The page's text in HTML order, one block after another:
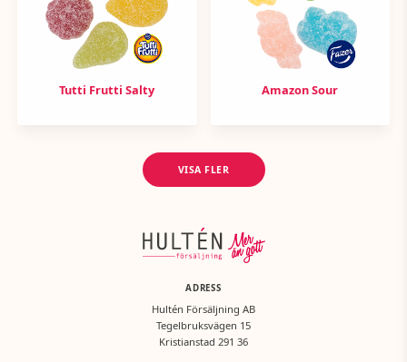
Tutti Frutti Salty Amazon Sour
VISA FLER
ADRESS
Hultén Försäljning AB
Tegelbruksvägen 15
Kristianstad 291 36